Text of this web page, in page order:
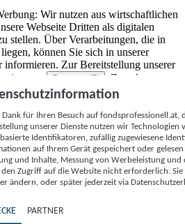
Wir nutzen aus wirtschaftlichen
Webseite Dritten als digitalen
stellen. Über Verarbeitungen, die in
können Sie sich in unserer
informieren. Zur Bereitstellung unserer
von
Partnern (5)
. Zwecke:
Inhalte, Messung von Werbeleistung
sowie Zielgruppenforschung.
Online-Kennungen (z. B. login-
generierte Kennungen,
können zusammen mit anderen
und Browserinformationen,
Technologien usw.) auf
von dort ausgelesen werden, um es
wenn es eine App oder einer Webseite
oder mehrere der hier aufgeführten
Dank für Ihren Besuch auf
unserer Dienste nutzen wir Technologien
Identifikatoren, zufällig zugewiesene
auf Ihrem Gerät gespeichert oder
und Inhalte, Messung von Werbeleistung
Zugriff auf die Website nicht erforderlich.
ändern, oder später jederzeit via
PARTNER